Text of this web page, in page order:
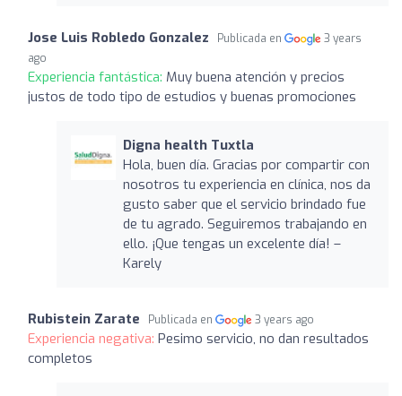
Jose Luis Robledo Gonzalez Publicada en
3 years
ago
Experiencia fantástica: Muy buena atención y precios
justos de todo tipo de estudios y buenas promociones
Digna health Tuxtla
Hola, buen día. Gracias por compartir con
nosotros tu experiencia en clínica, nos da
gusto saber que el servicio brindado fue
de tu agrado. Seguiremos trabajando en
ello. ¡Que tengas un excelente día! –
Karely
Rubistein Zarate Publicada en 3 years ago
Experiencia negativa: Pesimo servicio, no dan resultados
completos